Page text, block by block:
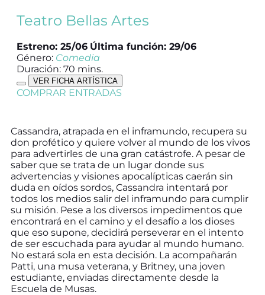
Teatro Bellas Artes
Estreno: 25/06 Última función: 29/06
Género: Comedia
Duración: 70 mins.
VER FICHA ARTÍSTICA
COMPRAR ENTRADAS
Cassandra, atrapada en el inframundo, recupera su
don profético y quiere volver al mundo de los vivos
para advertirles de una gran catástrofe. A pesar de
saber que se trata de un lugar donde sus
advertencias y visiones apocalípticas caerán sin
duda en oídos sordos, Cassandra intentará por
todos los medios salir del inframundo para cumplir
su misión. Pese a los diversos impedimentos que
encontrará en el camino y el desafío a los dioses
que eso supone, decidirá perseverar en el intento
de ser escuchada para ayudar al mundo humano.
No estará sola en esta decisión. La acompañarán
Patti, una musa veterana, y Britney, una joven
estudiante, enviadas directamente desde la
Escuela de Musas.